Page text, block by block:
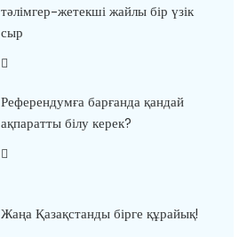
тәлімгер-жетекші жайлы бір үзік
сыр
Референдумға барғанда қандай
ақпаратты білу керек?
Жаңа Қазақстанды бірге құрайық!